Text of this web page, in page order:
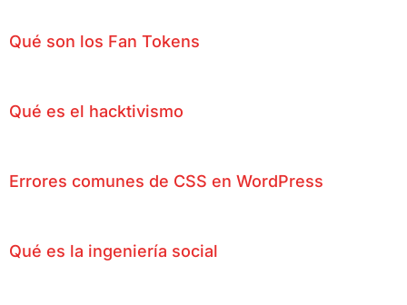
Qué son los Fan Tokens
Qué es el hacktivismo
Errores comunes de CSS en WordPress
Qué es la ingeniería social